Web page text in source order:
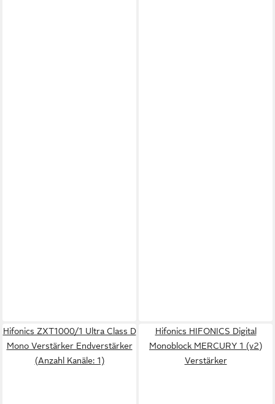
Hifonics ZXT1000/1 Ultra Class D
Mono Verstärker Endverstärker
(Anzahl Kanäle: 1)
Hifonics HIFONICS Digital
Monoblock MERCURY 1 (v2)
Verstärker